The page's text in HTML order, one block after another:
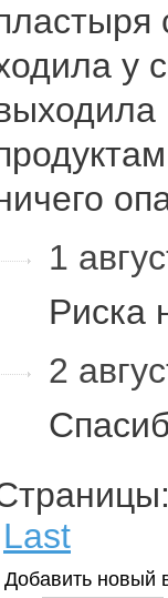
у
1
Риска
2
Last
Добавить новый